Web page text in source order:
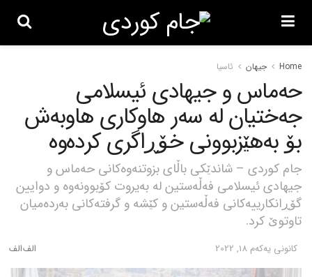
Home جیهان ئاسیا
حەماس و جیهادی ئیسلامی
جەختیان لە سەر هاوکاری هاوبەش
بۆ بەهێزبوونی خۆڕاگری کردەوە
جام کوردی – شاندێکی باڵای بزوتنەوەکانی حەماس و
جیهادی ئیسلامی فەڵەستین لە بەیروت کۆبوونەوە و دوایین
گۆڕانکارییەکانی فەڵەستین و کێشە و گرفتەکانی بەردەمیان
تاوتوێ کرد.
كانونی یه‌كه‌م 18, 2022